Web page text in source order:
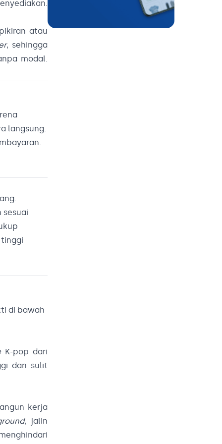
atau
, sehingga
modal.
langsung.
sesuai
di bawah
K-pop dari
dan sulit
kerja
, jalin